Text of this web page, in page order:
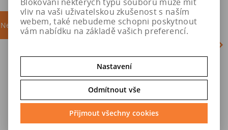
Nejprodávanější akce
Akce
vliv na vaši uživatelskou zkušenost s naším
webem, také nebudeme schopni poskytnout
vám nabídku na základě vašich preferencí.
Nastavení
Odmítnout vše
Přijmout všechny cookies